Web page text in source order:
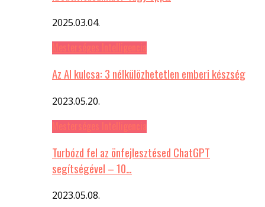
2025.03.04.
Az AI kulcsa: 3 nélkülözhetetlen emberi készség
2023.05.20.
Turbózd fel az önfejlesztésed ChatGPT
segítségével – 10…
2023.05.08.